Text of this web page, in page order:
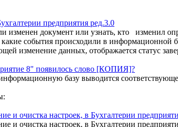
предприятия ред.3.0
изменен документ или узнать, кто изменил
события происходили в информационной
изменение данных, отображается статус
8" появилось слово [КОПИЯ]?
базу выводится
и очистка настроек, в Бухгалтерии
и очистка настроек, в Бухгалтерии